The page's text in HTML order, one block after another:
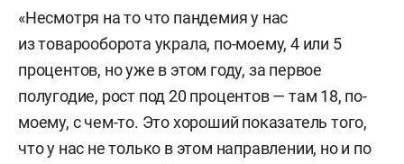
«Несмотря на то что пандемия у нас
из товарооборота украла, по-моему, 4 или 5
процентов, но уже в этом году, за первое
полугодие, рост под 20 процентов — там 18, по-
моему, с чем-то. Это хороший показатель того,
что у нас не только в этом направлении, но и по